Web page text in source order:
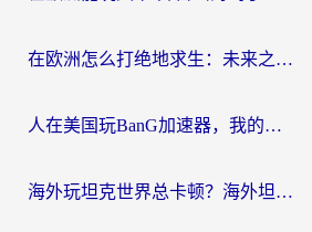
在欧洲怎么打绝地求生：未来之役不卡？留学生亲测的加速器避坑指南
人在美国玩BanG加速器，我的延迟终于绿了
海外玩坦克世界总卡顿？海外坦克世界加速器有哪些？实测好用的选择在这里